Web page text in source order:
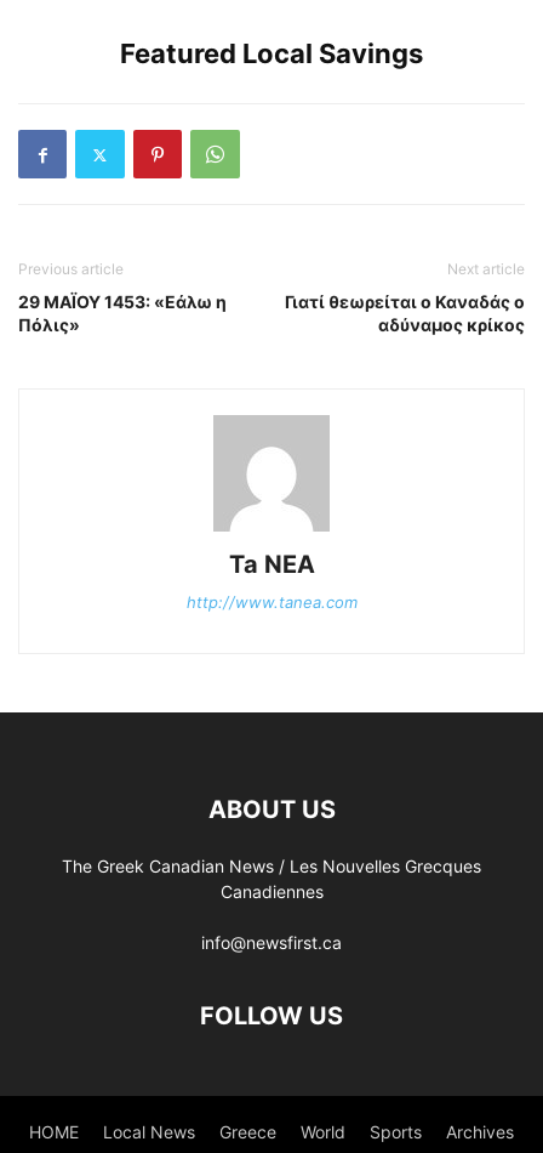
Featured Local Savings
Previous article
29 ΜΑΪΟΥ 1453: «Εάλω η
Πόλις»
Next article
Γιατί θεωρείται ο Καναδάς ο
αδύναμος κρίκος
Ta NEA
http://www.tanea.com
ABOUT US
The Greek Canadian News / Les Nouvelles Grecques
Canadiennes
info@newsfirst.ca
FOLLOW US
HOME Local News Greece World Sports Archives